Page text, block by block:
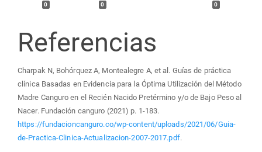
0 0 0
Referencias
Charpak N, Bohórquez A, Montealegre A, et al. Guías de práctica
clínica Basadas en Evidencia para la Óptima Utilización del Método
Madre Canguro en el Recién Nacido Pretérmino y/o de Bajo Peso al
Nacer. Fundación canguro (2021) p. 1-183.
https://fundacioncanguro.co/wp-content/uploads/2021/06/Guia-
de-Practica-Clinica-Actualizacion-2007-2017.pdf.